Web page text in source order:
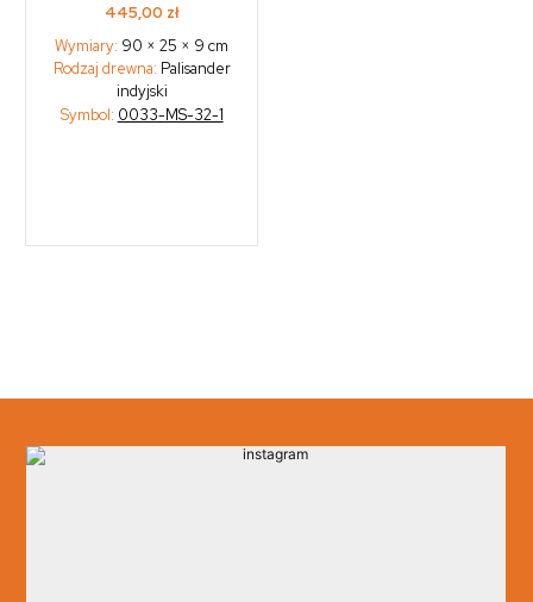
445,00 zł
Wymiary: 90 × 25 × 9 cm
Rodzaj drewna: Palisander
indyjski
Symbol: 0033-MS-32-1